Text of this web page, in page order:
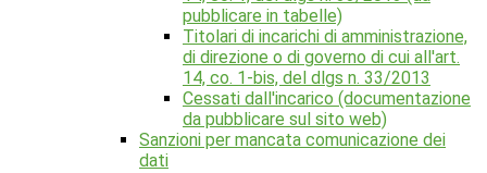
pubblicare in tabelle)
Titolari di incarichi di amministrazione,
di direzione o di governo di cui all'art.
14, co. 1-bis, del dlgs n. 33/2013
Cessati dall'incarico (documentazione
da pubblicare sul sito web)
Sanzioni per mancata comunicazione dei
dati